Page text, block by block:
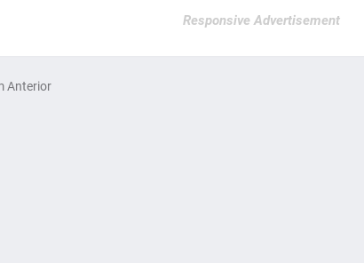
Responsive Advertisement
Anterior